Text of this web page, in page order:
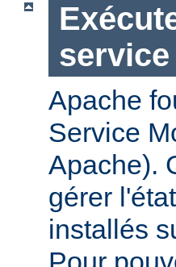
service
Apache
Service
Apache).
gérer
installés